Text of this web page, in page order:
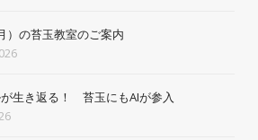
）の苔玉教室のご案内
生き返る！ 苔玉にもAIが参入